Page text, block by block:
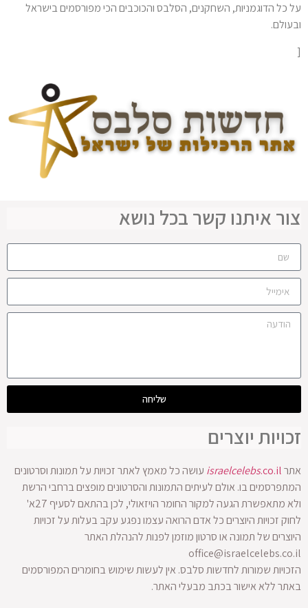
על כל הדוגמניות, השחקנים, הסלבס והכוכבים הכי מפורסמים בישראל
ובעולם.
[
צור איתנו קשר בכל נושא
שליחה
זכויות יוצרים
אתר israelcelebs.co.il
עושה כל מאמץ לאתר זכויות על תמונות וסרטונים
המתפרסמים בו. אולם לעיתים התמונות והסרטונים מופצים ברחבי הרשת
ולא מתאפשרת הגעה למקור החומר הויזאולי, לכן בהתאם לסעיף 27א'
לחוק זכויות היוצרים כל אדם הרואה עצמו נפגע עקב בעלות על זכויות
היוצרים של תמונה או סרטון מוזמן לפנות להנהלת האתר
office@israelcelebs.co.il
הזכויות שמורות לחדשות סלבס. אין לעשות שימוש בחומרים המפורסמים
באתר ללא אישור בכתב מבעלי האתר.